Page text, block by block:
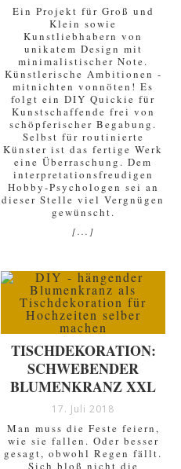
Ein Projekt für Groß und
Klein sowie
Kunstliebhabern von
unikatem Design mit
minimalistischer Note.
Künstlerische Ambitionen -
mitnichten vonnöten! Es
folgt ein DIY Quickie für
Kunstschaffende frei von
schöpferischer Begabung.
Selbst für routinierte
Künster ist das fertige Werk
eine Überraschung. Dem
interpretationsfreudigen
Hobby-Psychologen sei an
dieser Stelle viel Vergnügen
gewünscht.
[...]
TISCHDEKORATION:
SCHWEBENDER
BLUMENKRANZ XXL
17. Juli 2018
Man muss die Feste feiern,
wie sie fallen. Oder besser
gesagt, obwohl Regen fällt.
Sich bloß nicht die